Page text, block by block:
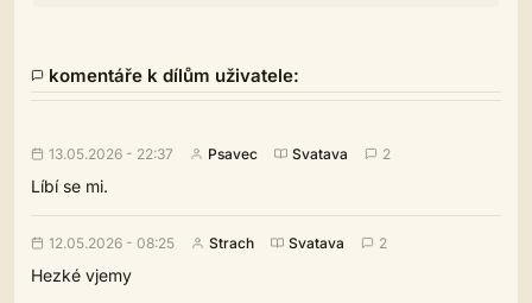
komentáře k dílům uživatele:
13.05.2026 - 22:37 Psavec Svatava 2
Líbí se mi.
12.05.2026 - 08:25 Strach Svatava 2
Hezké vjemy